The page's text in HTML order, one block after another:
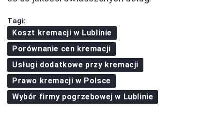
Tagi:
Koszt kremacji w Lublinie
Porównanie cen kremacji
Usługi dodatkowe przy kremacji
Prawo kremacji w Polsce
Wybór firmy pogrzebowej w Lublinie